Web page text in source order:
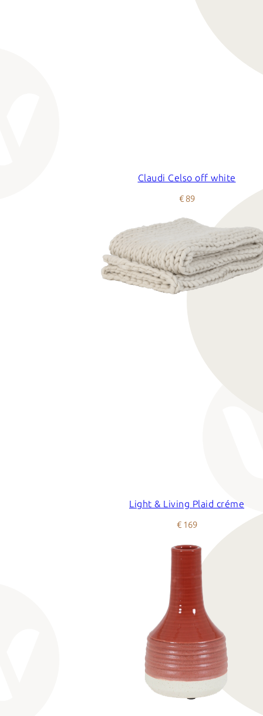
Claudi Celso off white
€ 89
Light & Living Plaid créme
€ 169